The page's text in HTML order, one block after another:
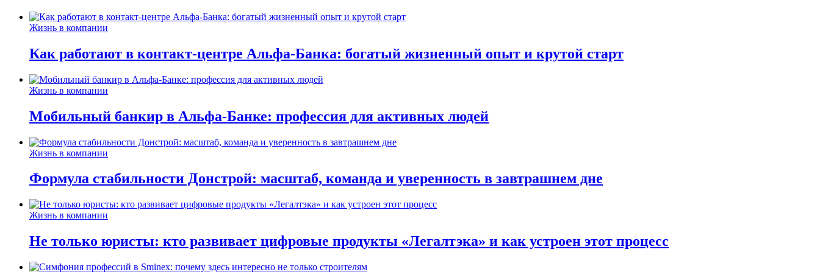
Жизнь в компании
Как работают в контакт-центре Альфа-Банка: богатый жизненный опыт и крутой старт
Жизнь в компании
Мобильный банкир в Альфа-Банке: профессия для активных людей
Жизнь в компании
Формула стабильности Донстрой: масштаб, команда и уверенность в завтрашнем дне
Жизнь в компании
Не только юристы: кто развивает цифровые продукты «Легалтэка» и как устроен этот процесс